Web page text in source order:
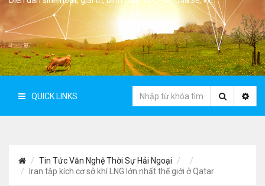
QUICK LINKS
Tin Tức Văn Nghệ Thời Sự Hải Ngoại
Iran tập kích cơ sở khí LNG lớn nhất thế giới ở Qatar